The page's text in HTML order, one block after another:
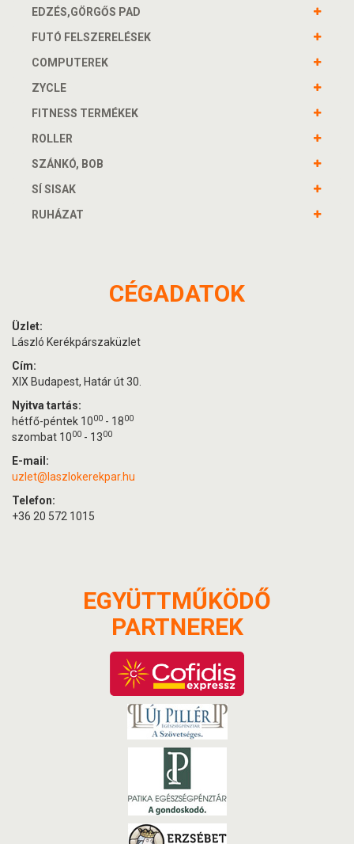
EDZÉS,GÖRGŐS PAD
FUTÓ FELSZERELÉSEK
COMPUTEREK
ZYCLE
FITNESS TERMÉKEK
ROLLER
SZÁNKÓ, BOB
SÍ SISAK
RUHÁZAT
CÉGADATOK
Üzlet:
László Kerékpárszaküzlet
Cím:
XIX Budapest, Határ út 30.
Nyitva tartás:
hétfő-péntek 1000 - 1800
szombat 1000 - 1300
E-mail:
uzlet@laszlokerekpar.hu
Telefon:
+36 20 572 1015
EGYÜTTMŰKÖDŐ
PARTNEREK